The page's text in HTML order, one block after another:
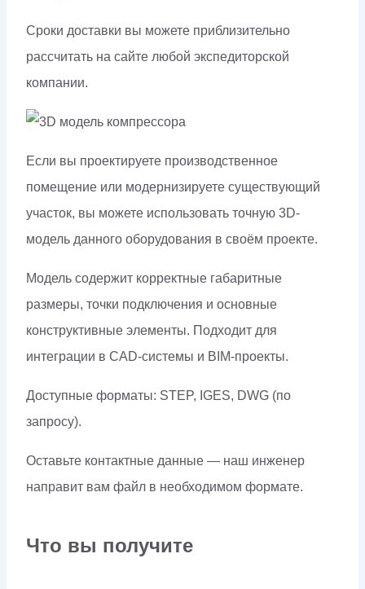
Сроки доставки вы можете приблизительно
рассчитать на сайте любой экспедиторской
компании.
Если вы проектируете производственное
помещение или модернизируете существующий
участок, вы можете использовать точную 3D-
модель данного оборудования в своём проекте.
Модель содержит корректные габаритные
размеры, точки подключения и основные
конструктивные элементы. Подходит для
интеграции в CAD-системы и BIM-проекты.
Доступные форматы: STEP, IGES, DWG (по
запросу).
Оставьте контактные данные — наш инженер
направит вам файл в необходимом формате.
Что вы получите